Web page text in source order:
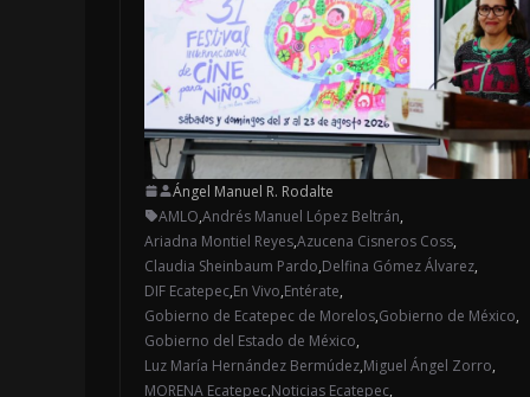
Ángel Manuel R. Rodalte
AMLO,Andrés Manuel López Beltrán,
Ariadna Montiel Reyes,Azucena Cisneros Coss,
Claudia Sheinbaum Pardo,Delfina Gómez Álvarez,
DIF Ecatepec,En Vivo,Entérate,
Gobierno de Ecatepec de Morelos,Gobierno de México,
Gobierno del Estado de México,
Luz María Hernández Bermúdez,Miguel Ángel Zorro,
MORENA Ecatepec,Noticias Ecatepec,